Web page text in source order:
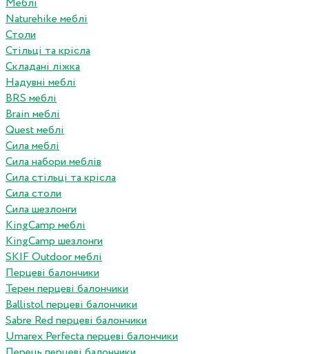
Меблі
Naturehike меблі
Столи
Стільці та крісла
Складані ліжка
Надувні меблі
BRS меблі
Brain меблі
Quest меблі
Сила меблі
Сила набори меблів
Сила стільці та крісла
Сила столи
Сила шезлонги
KingCamp меблі
KingCamp шезлонги
SKIF Outdoor меблі
Перцеві балончики
Терен перцеві балончики
Ballistol перцеві балончики
Sabre Red перцеві балончики
Umarex Perfecta перцеві балончики